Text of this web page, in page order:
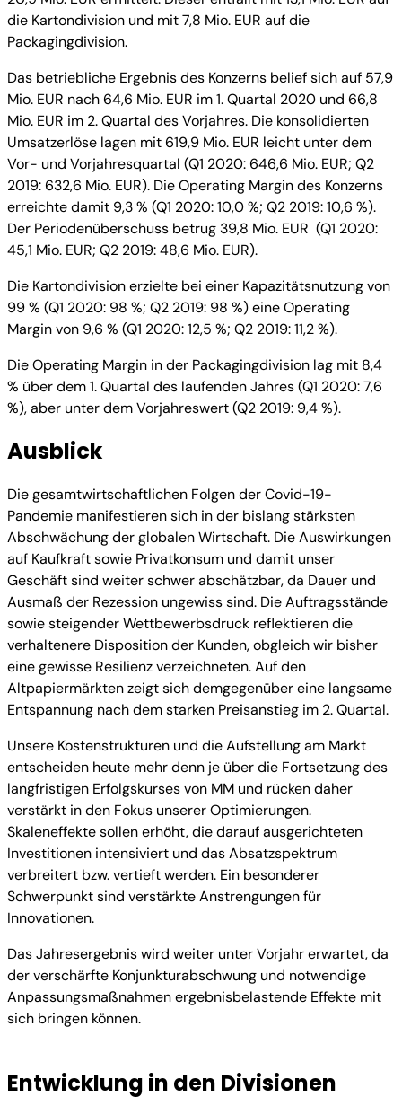
die Kartondivision und mit 7,8 Mio. EUR auf die
Packagingdivision.
Das betriebliche Ergebnis des Konzerns belief sich auf 57,9
Mio. EUR nach 64,6 Mio. EUR im 1. Quartal 2020 und 66,8
Mio. EUR im 2. Quartal des Vorjahres. Die konsolidierten
Umsatzerlöse lagen mit 619,9 Mio. EUR leicht unter dem
Vor- und Vorjahresquartal (Q1 2020: 646,6 Mio. EUR; Q2
2019: 632,6 Mio. EUR). Die Operating Margin des Konzerns
erreichte damit 9,3 % (Q1 2020: 10,0 %; Q2 2019: 10,6 %).
Der Periodenüberschuss betrug 39,8 Mio. EUR (Q1 2020:
45,1 Mio. EUR; Q2 2019: 48,6 Mio. EUR).
Die Kartondivision erzielte bei einer Kapazitätsnutzung von
99 % (Q1 2020: 98 %; Q2 2019: 98 %) eine Operating
Margin von 9,6 % (Q1 2020: 12,5 %; Q2 2019: 11,2 %).
Die Operating Margin in der Packagingdivision lag mit 8,4
% über dem 1. Quartal des laufenden Jahres (Q1 2020: 7,6
%), aber unter dem Vorjahreswert (Q2 2019: 9,4 %).
Ausblick
Die gesamtwirtschaftlichen Folgen der Covid-19-
Pandemie manifestieren sich in der bislang stärksten
Abschwächung der globalen Wirtschaft. Die Auswirkungen
auf Kaufkraft sowie Privatkonsum und damit unser
Geschäft sind weiter schwer abschätzbar, da Dauer und
Ausmaß der Rezession ungewiss sind. Die Auftragsstände
sowie steigender Wettbewerbsdruck reflektieren die
verhaltenere Disposition der Kunden, obgleich wir bisher
eine gewisse Resilienz verzeichneten. Auf den
Altpapiermärkten zeigt sich demgegenüber eine langsame
Entspannung nach dem starken Preisanstieg im 2. Quartal.
Unsere Kostenstrukturen und die Aufstellung am Markt
entscheiden heute mehr denn je über die Fortsetzung des
langfristigen Erfolgskurses von MM und rücken daher
verstärkt in den Fokus unserer Optimierungen.
Skaleneffekte sollen erhöht, die darauf ausgerichteten
Investitionen intensiviert und das Absatzspektrum
verbreitert bzw. vertieft werden. Ein besonderer
Schwerpunkt sind verstärkte Anstrengungen für
Innovationen.
Das Jahresergebnis wird weiter unter Vorjahr erwartet, da
der verschärfte Konjunkturabschwung und notwendige
Anpassungsmaßnahmen ergebnisbelastende Effekte mit
sich bringen können.
Entwicklung in den Divisionen